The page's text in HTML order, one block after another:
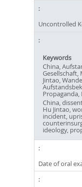
Uncontrolled
Keywords
China,
Gesellschaft,
Jintao,
China,
Hu Jintao,
incident,
ideology,
Date of oral